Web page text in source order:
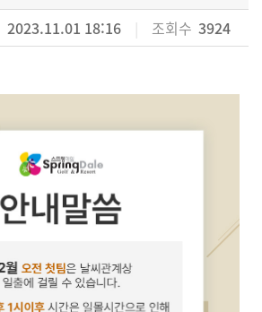
2023.11.01 18:16 조회수 3924